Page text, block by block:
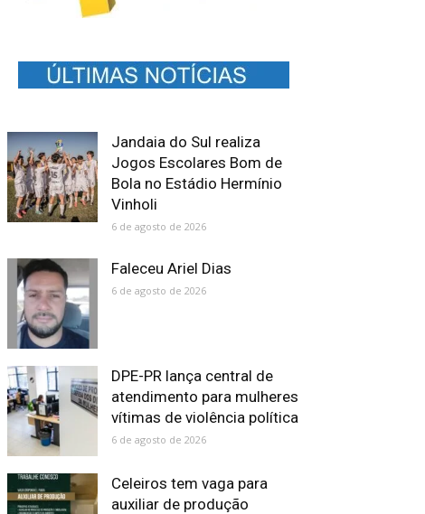
Jandaia do Sul realiza
Jogos Escolares Bom de
Bola no Estádio Hermínio
Vinholi
6 de agosto de 2026
Faleceu Ariel Dias
6 de agosto de 2026
DPE-PR lança central de
atendimento para mulheres
vítimas de violência política
6 de agosto de 2026
Celeiros tem vaga para
auxiliar de produção